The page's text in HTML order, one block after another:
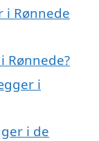
Rønnede
Rønnede?
i
i de